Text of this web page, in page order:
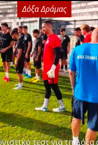
Δόξα Δράμας
τεστ για τη Δόξα